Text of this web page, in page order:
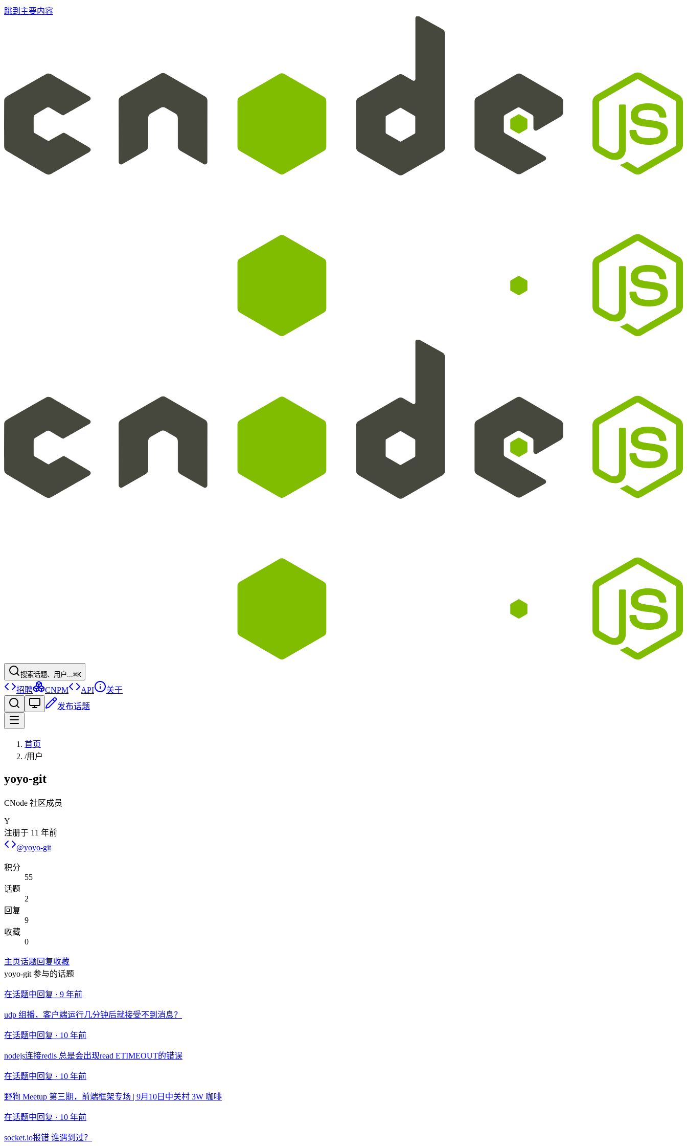
跳到主要内容
搜索话题、用户...⌘K
招聘 CNPM API
关于
发布话题
首页
/用户
yoyo-git
CNode 社区成员
Y
注册于 11 年前
@yoyo-git
积分
55
话题
2
回复
9
收藏
0
主页话题回复收藏
yoyo-git 参与的话题
在话题中回复 · 9 年前
udp 组播，客户端运行几分钟后就接受不到消息？
在话题中回复 · 10 年前
nodejs连接redis 总是会出现read ETIMEOUT的错误
在话题中回复 · 10 年前
野狗 Meetup 第三期，前端框架专场 | 9月10日中关村 3W 咖啡
在话题中回复 · 10 年前
socket.io报错 谁遇到过？